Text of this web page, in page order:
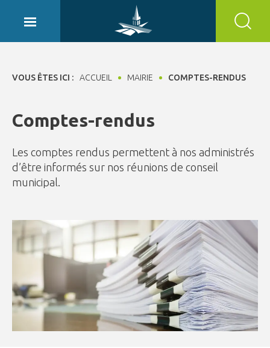
VOUS ÊTES ICI : ACCUEIL MAIRIE COMPTES-RENDUS
Comptes-rendus
Les comptes rendus permettent à nos administrés
d’être informés sur nos réunions de conseil
municipal.
Panneau de gestion des cookies